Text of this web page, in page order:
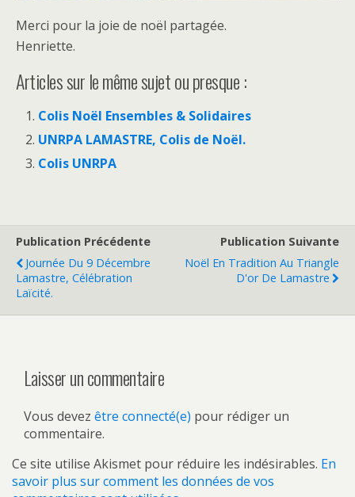
Merci pour la joie de noël partagée.
Henriette.
Articles sur le même sujet ou presque :
Colis Noël Ensembles & Solidaires
UNRPA LAMASTRE, Colis de Noël.
Colis UNRPA
Publication Précédente
Journée Du 9 Décembre
Lamastre, Célébration
Laïcité.
Publication Suivante
Noël En Tradition Au Triangle
D'or De Lamastre
Laisser un commentaire
Vous devez être connecté(e) pour rédiger un
commentaire.
Ce site utilise Akismet pour réduire les indésirables. En
savoir plus sur comment les données de vos